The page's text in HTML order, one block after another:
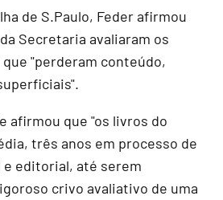
de S.Paulo, Feder afirmou
Secretaria avaliaram os
"perderam conteúdo,
afirmou que "os livros do
três anos em processo de
editorial, até serem
crivo avaliativo de uma